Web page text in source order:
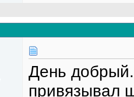
День добрый.
привязывал